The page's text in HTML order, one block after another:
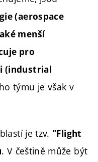
(aerospace
menší
pro
(industrial
týmu je však v
je tzv. "Flight
. V češtině může být